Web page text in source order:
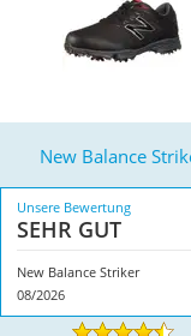
New Balance
Unsere Bewertung
SEHR GUT
New Balance Striker
08/2026